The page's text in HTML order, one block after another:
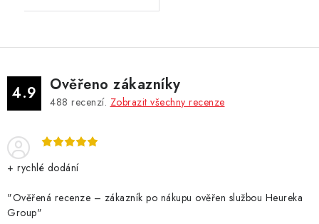
4.9 Ověřeno zákazníky
488 recenzí. Zobrazit všechny recenze
+ rychlé dodání
"Ověřená recenze – zákazník po nákupu ověřen službou Heureka
Group"